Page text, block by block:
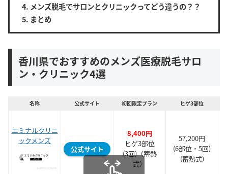
メンズ脱毛でサロンとクリニックってどう違うの？？
まとめ
香川県でおすすめのメンズ医療脱毛サロ
ン・クリニック4選
名称 公式サイト 初回限定プラン ヒゲ3部位
エミナルクリニ
ックメンズ
公式サイト
8,400円
ヒゲ3部位
(3回)（蓄熱
式）
57,200円
(6部位・5回)
(蓄熱式)